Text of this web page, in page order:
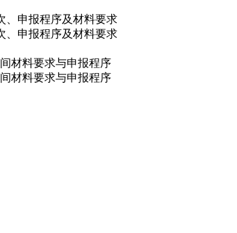
、申报程序及材料要求
、申报程序及材料要求
材料要求与申报程序
材料要求与申报程序